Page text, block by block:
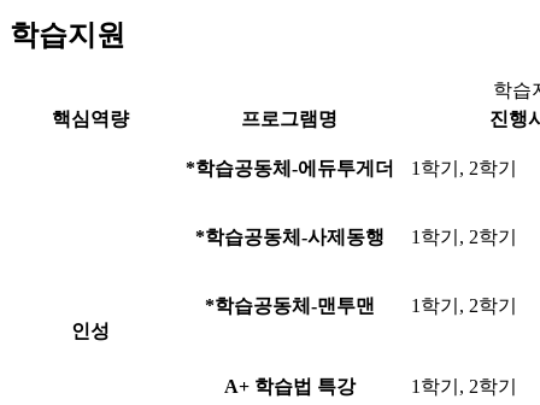
학습지원
학습
핵심역량
프로그램명 진행
인성
*학습공동체-에듀투게더 1학기, 2학기
*학습공동체-사제동행 1학기, 2학기
*학습공동체-맨투맨 1학기, 2학기
A+ 학습법 특강 1학기, 2학기